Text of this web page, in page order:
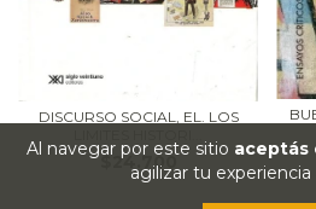
Al navegar por este sitio aceptás
agilizar tu
DISCURSO SOCIAL, EL. LOS
$24.700